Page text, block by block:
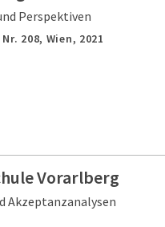
Perspektiven
208, Wien, 2021
Vorarlberg
Akzeptanzanalysen